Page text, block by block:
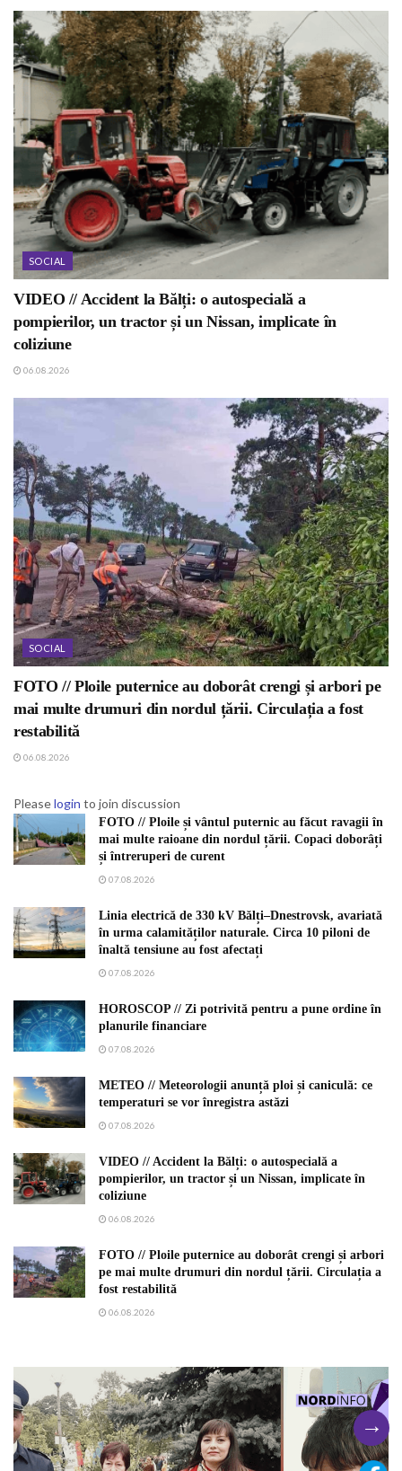
SOCIAL
VIDEO // Accident la Bălți: o autospecială a
pompierilor, un tractor și un Nissan, implicate în
coliziune
06.08.2026
SOCIAL
FOTO // Ploile puternice au doborât crengi și arbori pe
mai multe drumuri din nordul țării. Circulația a fost
restabilită
06.08.2026
Pleaselogin to join discussion
FOTO // Ploile și vântul puternic au făcut ravagii în
mai multe raioane din nordul țării. Copaci doborâți
și întreruperi de curent
07.08.2026
Linia electrică de 330 kV Bălți–Dnestrovsk, avariată
în urma calamităților naturale. Circa 10 piloni de
înaltă tensiune au fost afectați
07.08.2026
HOROSCOP // Zi potrivită pentru a pune ordine în
planurile financiare
07.08.2026
METEO // Meteorologii anunță ploi și caniculă: ce
temperaturi se vor înregistra astăzi
07.08.2026
VIDEO // Accident la Bălți: o autospecială a
pompierilor, un tractor și un Nissan, implicate în
coliziune
06.08.2026
FOTO // Ploile puternice au doborât crengi și arbori
pe mai multe drumuri din nordul țării. Circulația a
fost restabilită
06.08.2026
→